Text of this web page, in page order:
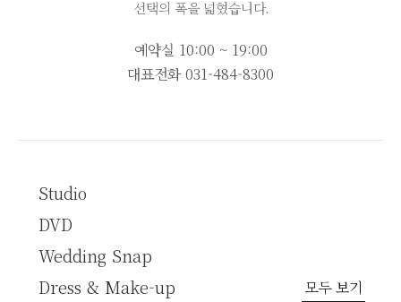
선택의 폭을 넓혔습니다.
예약실 10:00 ~ 19:00
대표전화031-484-8300
Studio
DVD
Wedding Snap
Dress & Make-up
모두 보기